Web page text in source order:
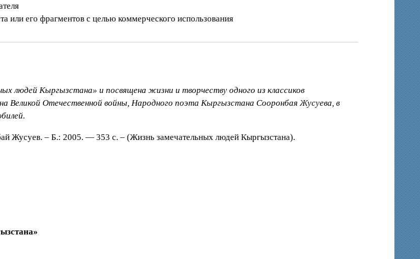
или его фрагментов с целью коммерческого использования
людей Кыргызстана» и посвящена жизни и творчеству одного из классиков
Великой Отечественной войны, Народного поэта Кыргызстана Сооронбая Жусуева, в
Жусуев. – Б.: 2005. — 353 с. – (Жизнь замечательных людей Кыргызстана).